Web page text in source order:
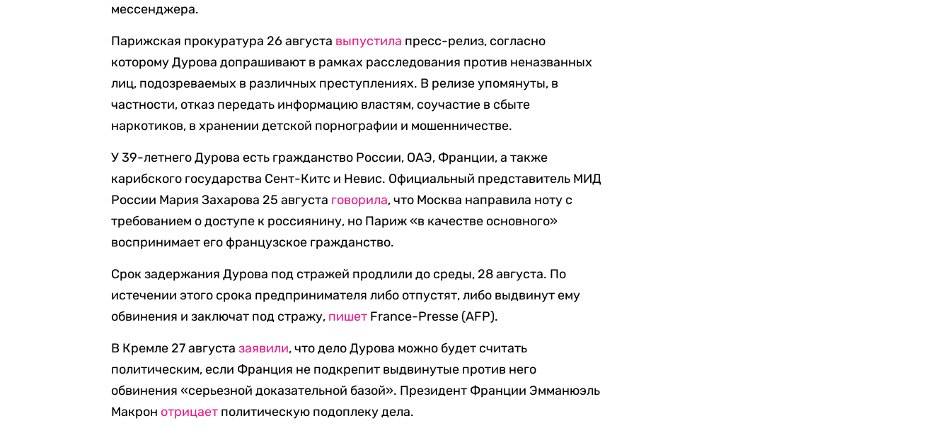
мессенджера.
Парижская прокуратура 26 августа выпустила пресс-релиз, согласно
которому Дурова допрашивают в рамках расследования против неназванных
лиц, подозреваемых в различных преступлениях. В релизе упомянуты, в
частности, отказ передать информацию властям, соучастие в сбыте
наркотиков, в хранении детской порнографии и мошенничестве.
У 39-летнего Дурова есть гражданство России, ОАЭ, Франции, а также
карибского государства Сент-Китс и Невис. Официальный представитель МИД
России Мария Захарова 25 августа говорила, что Москва направила ноту с
требованием о доступе к россиянину, но Париж «в качестве основного»
воспринимает его французское гражданство.
Срок задержания Дурова под стражей продлили до среды, 28 августа. По
истечении этого срока предпринимателя либо отпустят, либо выдвинут ему
обвинения и заключат под стражу, пишет France-Presse (AFP).
В Кремле 27 августазаявили, что дело Дурова можно будет считать
политическим, если Франция не подкрепит выдвинутые против него
обвинения «серьезной доказательной базой». Президент Франции Эмманюэль
Макрон отрицает политическую подоплеку дела.